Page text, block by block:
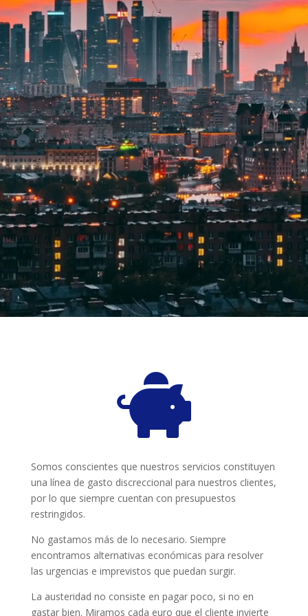

Somos conscientes que nuestros servicios constituyen
una línea de gasto discreccional para nuestros clientes,
por lo que siempre cuentan con presupuestos
restringidos.
No gastamos más de lo necesario. Siempre
encontramos alternativas económicas para resolver
las urgencias e imprevistos que puedan surgir.
La austeridad no consiste en pagar poco, si no en
gastar bien. Miramos cada euro que el cliente invierte